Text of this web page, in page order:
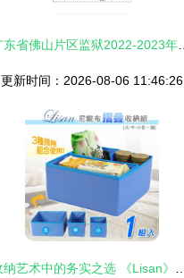
更新时间：2026-08-06 11:46:26